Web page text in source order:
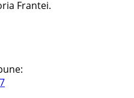
Frantei.